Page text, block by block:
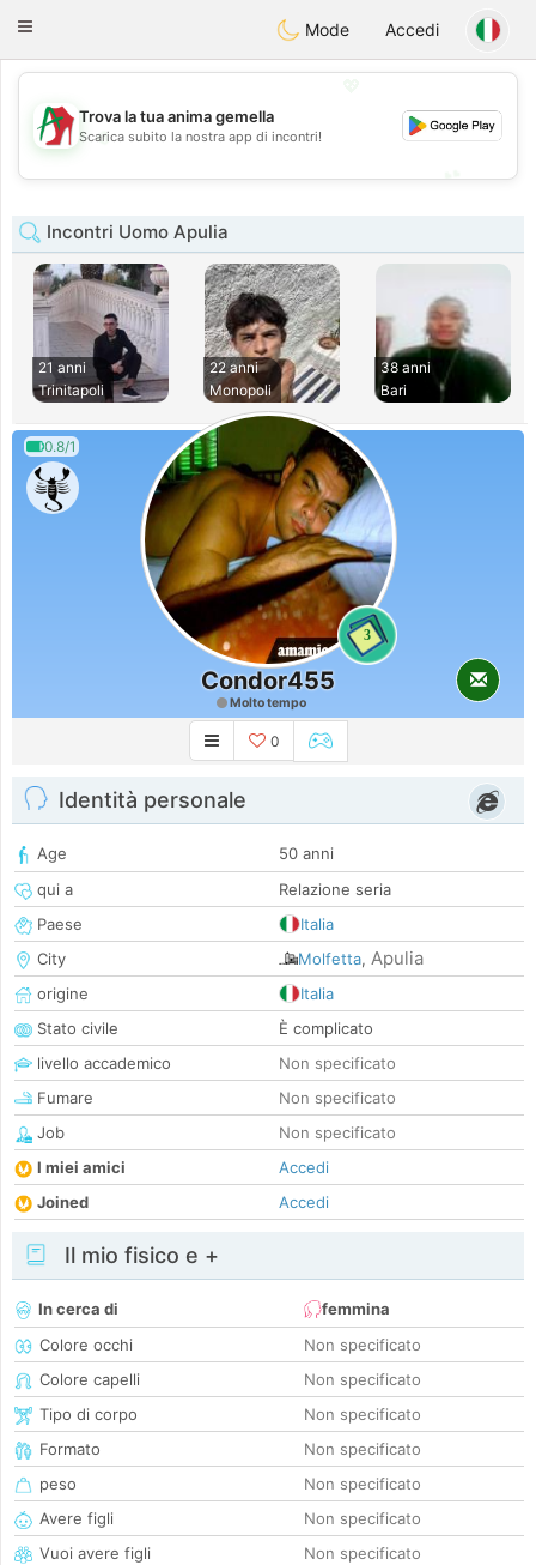
Amami Ora
Toggle
Mode Accedi
💖
💕
Trova la tua anima gemella
Scarica subito la nostra app di incontri!
Incontri Uomo Apulia
21 anni
Trinitapoli
22 anni
Monopoli
38 anni
Bari
0.8/1
3
Condor455
Molto tempo
0
Identità personale
Age
50 anni
qui a
Relazione seria
Paese
Italia
City
Molfetta, Apulia
origine
Italia
Stato civile
È complicato
livello accademico
Non specificato
Fumare
Non specificato
Job
Non specificato
I miei amici
Accedi
Joined
Accedi
Il mio fisico e +
In cerca di
femmina
Colore occhi
Non specificato
Colore capelli
Non specificato
Tipo di corpo
Non specificato
Formato
Non specificato
peso
Non specificato
Avere figli
Non specificato
Vuoi avere figli
Non specificato